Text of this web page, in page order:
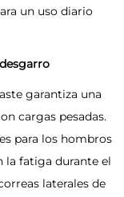
un uso diario
garantiza una
cargas pesadas.
para los hombros
la fatiga durante el
laterales de